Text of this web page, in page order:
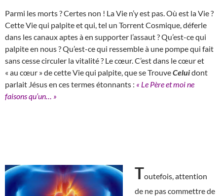
Parmi les morts ? Certes non ! La Vie n’y est pas. Où est la Vie ?
Cette Vie qui palpite et qui, tel un Torrent Cosmique, déferle
dans les canaux aptes à en supporter l’assaut ? Qu’est-ce qui
palpite en nous ? Qu’est-ce qui ressemble à une pompe qui fait
sans cesse circuler la vitalité ? Le cœur. C’est dans le cœur et
« au cœur » de cette Vie qui palpite, que se TrouveCeluidont
parlait Jésus en ces termes étonnants : « Le Père et moi ne
faisons qu’un… »
Toutefois, attention
de ne pas commettre de